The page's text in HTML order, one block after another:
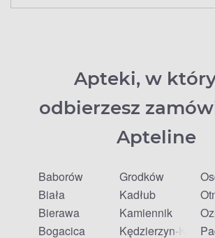
Apteki, w
odbierzesz
Apteline
Baborów
Biała
Bierawa
Bogacica
Grodków
Kadłub
Kamiennik
Kędzierzyn-Koźle